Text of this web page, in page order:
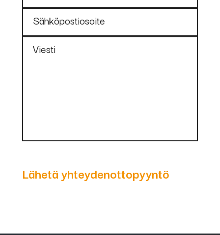
Sähköpostiosoite
Viesti
Lähetä yhteydenottopyyntö